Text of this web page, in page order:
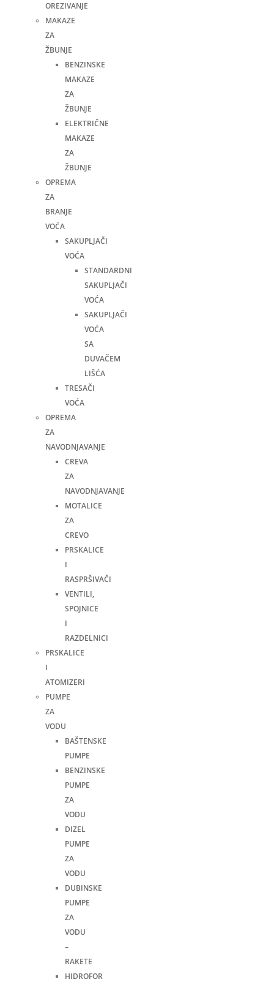
OREZIVANJE
MAKAZE
ZA
ŽBUNJE
BENZINSKE
MAKAZE
ZA
ŽBUNJE
ELEKTRIČNE
MAKAZE
ZA
ŽBUNJE
OPREMA
ZA
BRANJE
VOĆA
SAKUPLJAČI
VOĆA
STANDARDNI
SAKUPLJAČI
VOĆA
SAKUPLJAČI
VOĆA
SA
DUVAČEM
LIŠĆA
TRESAČI
VOĆA
OPREMA
ZA
NAVODNJAVANJE
CREVA
ZA
NAVODNJAVANJE
MOTALICE
ZA
CREVO
PRSKALICE
I
RASPRŠIVAČI
VENTILI,
SPOJNICE
I
RAZDELNICI
PRSKALICE
I
ATOMIZERI
PUMPE
ZA
VODU
BAŠTENSKE
PUMPE
BENZINSKE
PUMPE
ZA
VODU
DIZEL
PUMPE
ZA
VODU
DUBINSKE
PUMPE
ZA
VODU
–
RAKETE
HIDROFOR